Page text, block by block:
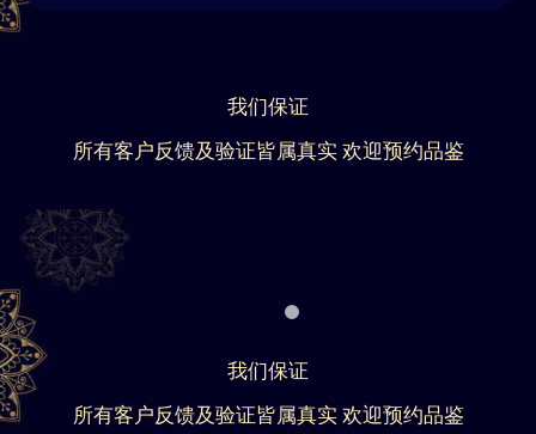
我们保证
所有客户反馈及验证皆属真实 欢迎预约品鉴
我们保证
所有客户反馈及验证皆属真实 欢迎预约品鉴